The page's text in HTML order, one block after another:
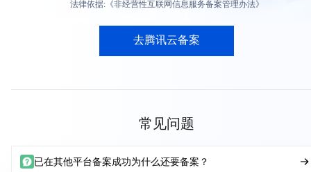
法律依据:《非经营性互联网信息服务备案管理办法》
去腾讯云备案
常见问题
已在其他平台备案成功为什么还要备案？